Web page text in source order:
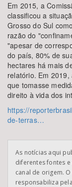
Em 2015, a
classificou a
Grosso do Sul
razão do
"apesar de
do país, 80% de
hectares há mais
relatório. Em
que tomasse
direito à vida dos
https://
de-terras…
As notícias aqui
diferentes fontes
canal de origem.
responsabiliza